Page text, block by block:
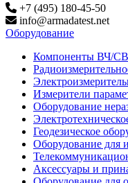
+7 (495) 180-45-50
info@armadatest.net
Оборудование
Компоненты ВЧ/
Измерители
Оборудование
Геодезическое
Оборудование
Аксессуары и